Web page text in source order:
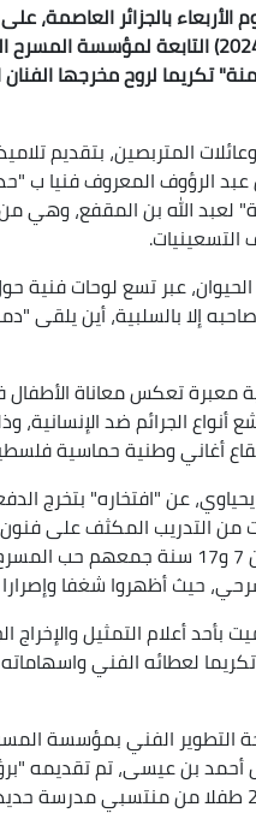
بالجزائر العاصمة،
لتلاميذ "مدرسة حديدوان" لمسرح الأطفال (2021-
تكريما لروح مخرجها
المتربصين، بتقديم
الرؤوف المعروف فنيا ب
لعبد الله بن المقفع، وهي
عبر تسع لوحات فنية
إلا بالسلبية، أين يلقى
معبرة تعكس معاناة
الجرائم ضد الإنسانية،
أغاني وطنية حماسية
عن "افتخاره" بتخرج
من التدريب المكثف على
مبرزا أن هؤلاء الأطفال "الذين تتراوح أعمارهم ما
حيث أظهروا شغفا
أعلام التمثيل والإخراج
لعطائه الفني
الفني بمؤسسة
أحمد بن عيسى، تم تقديمه
من الزمن، وهو ثمرة تكوين مسرحي استفاد منه 20